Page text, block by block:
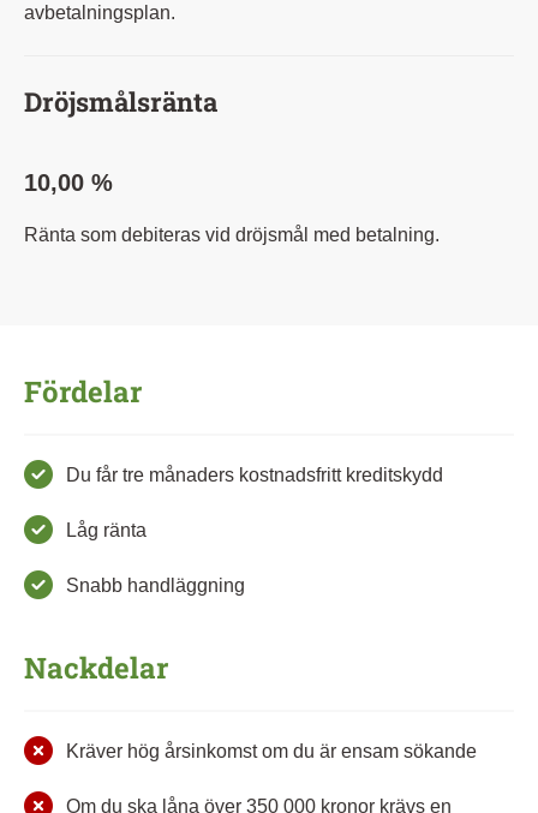
avbetalningsplan.
Dröjsmålsränta
10,00 %
Ränta som debiteras vid dröjsmål med betalning.
Fördelar
Du får tre månaders kostnadsfritt kreditskydd
Låg ränta
Snabb handläggning
Nackdelar
Kräver hög årsinkomst om du är ensam sökande
Om du ska låna över 350 000 kronor krävs en